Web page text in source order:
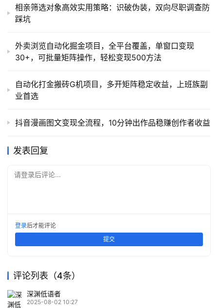
相亲筛选对象高效实用策略：识破伪装，双向尽职调查防
踩坑
外卖浏览自动化掘金项目，全平台覆盖，单窗口变现
30+，可批量矩阵操作，轻松变现500方法
自动化打金搬砖G机项目，多开矩阵稳定收益，上班族副
业首选
抖音漫画图文变现全流程，10分钟出作品稳赚创作者收益
发表回复
请登录后评论...
登录后才能评论
提交
评论列表（4条）
深渊低语者
2025-08-02 10:27